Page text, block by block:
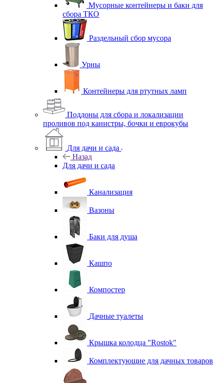
Мусорные контейнеры и баки для
сбора ТКО
Раздельный сбор мусора
Урны
Контейнеры для ртутных ламп
Поддоны для сбора и локализации
проливов под канистры, бочки и еврокубы
Для дачи и сада
Назад
Для дачи и сада
Канализация
Вазоны
Баки для душа
Кашпо
Компостер
Дачные туалеты
Крышка колодца "Rostok"
Комплектующие для дачных товаров